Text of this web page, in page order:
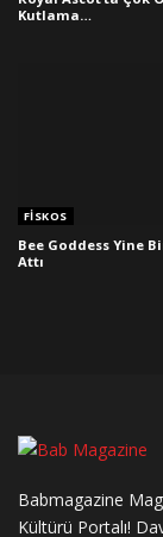
Kutlama…
FISKOS
Bee Goddess Yine
Attı
Babmagazine
Kültürü Portalı!